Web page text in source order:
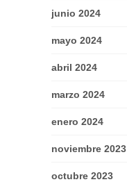
junio 2024
mayo 2024
abril 2024
marzo 2024
enero 2024
noviembre 2023
octubre 2023